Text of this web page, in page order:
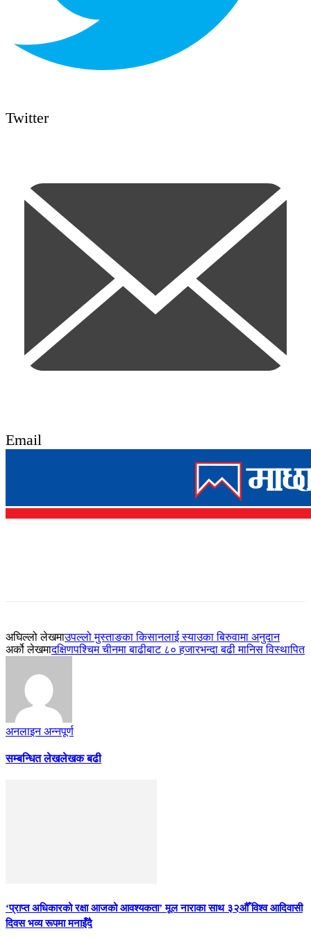
Twitter
Email
अघिल्लो लेखमाउपल्लो मुस्ताङका किसानलाई स्याउका बिरुवामा अनुदान
अर्को लेखमादक्षिणपश्चिम चीनमा बाढीबाट ८० हजारभन्दा बढी मानिस विस्थापित
अनलाइन अन्नपूर्ण
सम्बन्धित लेखलेखक बढी
‘प्राप्त अधिकारको रक्षा आजको आवश्यकता’ मूल नाराका साथ ३२औँ विश्व आदिवासी
दिवस भव्य रूपमा मनाइँदै